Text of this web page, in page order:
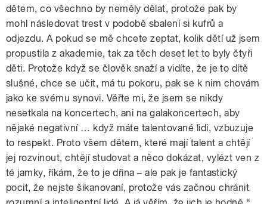
dětem, co všechno by neměly dělat, protože pak by
mohl následovat trest v podobě sbalení si kufrů a
odjezdu. A pokud se mě chcete zeptat, kolik dětí už jsem
propustila z akademie, tak za těch deset let to byly čtyři
děti. Protože když se člověk snaží a vidíte, že je to dítě
slušné, chce se učit, má tu pokoru, pak se k nim chovám
jako ke svému synovi. Věřte mi, že jsem se nikdy
nesetkala na koncertech, ani na galakoncertech, aby
nějaké negativní … když máte talentované lidi, vzbuzuje
to respekt. Proto všem dětem, které mají talent a chtějí
jej rozvinout, chtějí studovat a něco dokázat, vylézt ven z
té jamky, říkám, že to je dřina – ale pak je fantastický
pocit, že nejste šikanovaní, protože vás začnou chránit